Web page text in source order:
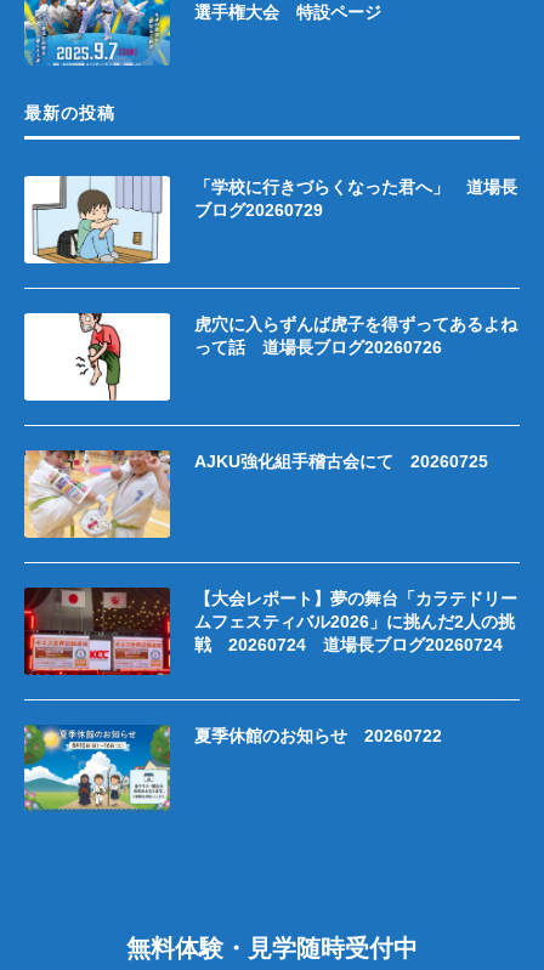
選手権大会 特設ページ
最新の投稿
「学校に行きづらくなった君へ」 道場長
ブログ20260729
虎穴に入らずんば虎子を得ずってあるよね
って話 道場長ブログ20260726
AJKU強化組手稽古会にて 20260725
【大会レポート】夢の舞台「カラテドリー
ムフェスティバル2026」に挑んだ2人の挑
戦 20260724 道場長ブログ20260724
夏季休館のお知らせ 20260722
無料体験・見学随時受付中